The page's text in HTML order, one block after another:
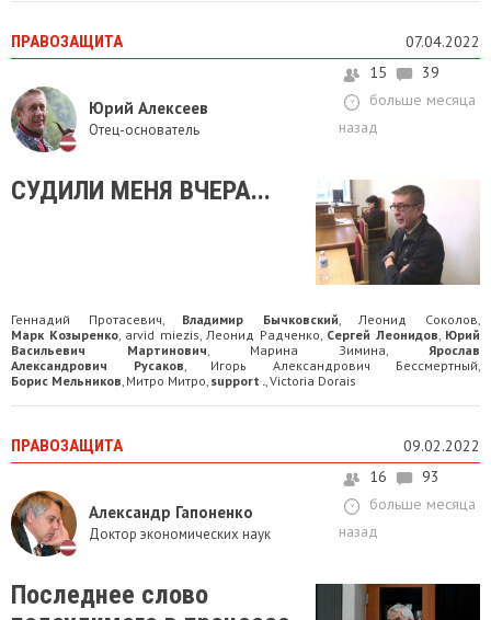
ПРАВОЗАЩИТА 07.04.2022
Юрий Алексеев
Отец-основатель
15
39
больше месяца
назад
СУДИЛИ МЕНЯ ВЧЕРА...
Геннадий Прoтaсевич, Владимир Бычковский, Леонид Соколов,
Марк Козыренко, arvid miezis, Леонид Радченко, Сергей Леонидов, Юрий
Васильевич Мартинович, Марина Зимина, Ярослав
Александрович Русаков, Игорь Александрович Бессмертный,
Борис Мельников, Митро Митро, support .,Victoria Dorais
ПРАВОЗАЩИТА 09.02.2022
Александр Гапоненко
Доктор экономических наук
16
93
больше месяца
назад
Последнее слово